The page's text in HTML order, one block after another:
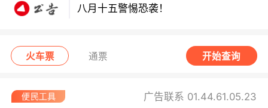
八月十五警惕恐袭！
火车票 通票 开始查询
广告联系 01.44.61.05.23